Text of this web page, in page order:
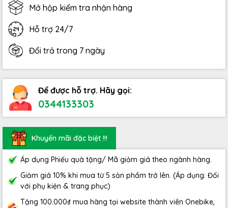
Mở hộp kiểm tra nhận hàng
Hỗ trợ 24/7
Đổi trả trong 7 ngày
Để được hỗ trợ. Hãy gọi:
0344133303
Khuyến mãi đặc biệt !!!
Áp dụng Phiếu quà tặng/ Mã giảm giá theo ngành hàng.
Giảm giá 10% khi mua từ 5 sản phẩm trở lên. (Áp dụng: Đối
với phụ kiện & trang phục)
Tặng 100.000₫ mua hàng tại website thành viên Onebike,